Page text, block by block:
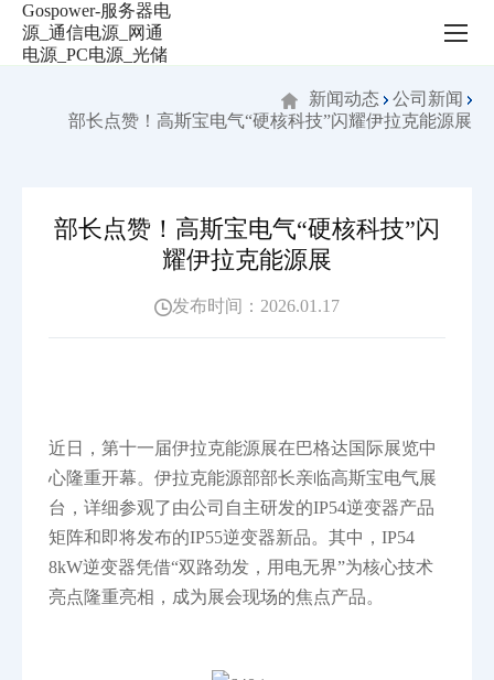
动
新闻动态
公司新闻
部长点赞！高斯宝电气“硬核科技”闪耀伊拉克能源展
部长点赞！高斯宝电气“硬核科技”闪
耀伊拉克能源展
发布时间：2026.01.17
近日，第十一届伊拉克能源展在巴格达国际展览中
心隆重开幕。伊拉克能源部部长亲临高斯宝电气展
台，详细参观了由公司自主研发的IP54逆变器产品
矩阵和即将发布的IP55逆变器新品。其中，IP54
8kW逆变器凭借“双路劲发，用电无界”为核心技术
亮点隆重亮相，成为展会现场的焦点产品。